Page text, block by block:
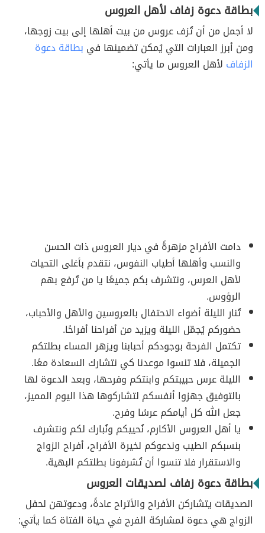
بطاقة دعوة زفاف لأهل العروس
لا أجمل من أن تُزف عروس من بيت أهلها إلى بيت زوجها،
ومن أبرز العبارات التي يُمكن تضمينها في بطاقة دعوة
الزفاف لأهل العروس ما يأتي:
دامت الأفراح مزهرةً في ديار العروس ذات الحسن
والنسب وأهلها أطياب النفوس، نتقدم بأغلى التحيات
لأهل العرس، ونتشرف بكم جميعًا يا من تُرفع بهم
الرؤوس.
تُنار الليلة أضواء الاحتفال بالعروسين والأهل والأحباب،
حضوركم يُجمّل الليلة ويزيد من أفراحنا أفراحًا.
تكتمل الفرحة بوجودكم أحبابنا ويزهر المساء بطلتكم
الجميلة، فلا تنسوا موعدنا كي نتشارك السعادة معًا.
الليلة عرس حبيبتكم وابنتكم وفرحها، وبعد الدعوة لها
بالتوفيق جهزوا أنفسكم لتشاركوها هذا اليوم المميز،
جعل الله كل أيامكم عرسًا وفرح.
يا أهل العروس الأكارم، نُحييكم ونُبارك لكم ونتشرف
بنسبكم الطيب وندعوكم لخيرة الأفراح، أفراح الزواج
والاستقرار فلا تنسوا أن تُشرفونا بطلتكم البهية.
بطاقة دعوة زفاف لصديقات العروس
الصديقات يتشاركن الأفراح والأتراح عادةً، ودعوتهن لحفل
الزواج هي دعوة لمشاركة الفرح في حياة الفتاة كما يأتي: